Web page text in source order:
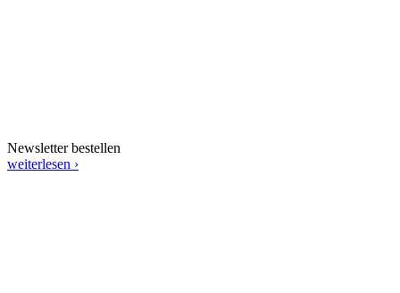
Newsletter bestellen
weiterlesen ›